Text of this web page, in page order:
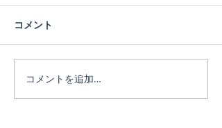
蓮の花
コメント
コメントを追加…